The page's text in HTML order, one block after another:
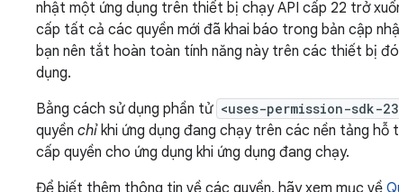
nhật một ứng dụng trên thiết bị chạy API cấp 22 trở
cấp tất cả các quyền mới đã khai báo trong bản cập
bạn nên tắt hoàn toàn tính năng này trên các thiết bị
dụng.
Bằng cách sử dụng phần tử <uses-permission-sdk-
quyền chỉkhi ứng dụng đang chạy trên các nền tảng hỗ
cấp quyền cho ứng dụng khi ứng dụng đang chạy.
Để biết thêm thông tin về các quyền, hãy xem mục về